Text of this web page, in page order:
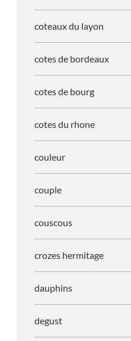
coteaux du layon
cotes de bordeaux
cotes de bourg
cotes du rhone
couleur
couple
couscous
crozes hermitage
dauphins
degust